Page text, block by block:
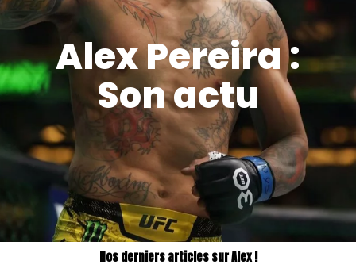
Alex Pereira :
Son actu
Nos derniers articles sur Alex !